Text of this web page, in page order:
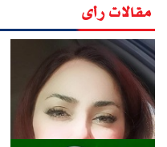
مقالات رأى